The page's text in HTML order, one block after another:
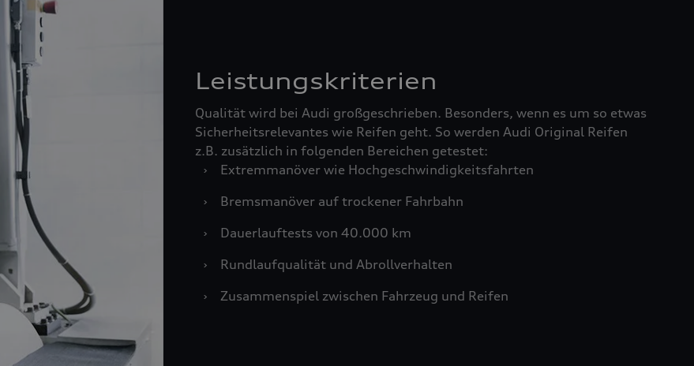
Leistungskriterien
Qualität wird bei Audi großgeschrieben. Besonders, wenn es um so etwas
Sicherheitsrelevantes wie Reifen geht. So werden Audi Original Reifen
z.B. zusätzlich in folgenden Bereichen getestet:
›
Extremmanöver wie Hochgeschwindigkeitsfahrten
›
Bremsmanöver auf trockener Fahrbahn
›
Dauerlauftests von 40.000 km
›
Rundlaufqualität und Abrollverhalten
›
Zusammenspiel zwischen Fahrzeug und Reifen